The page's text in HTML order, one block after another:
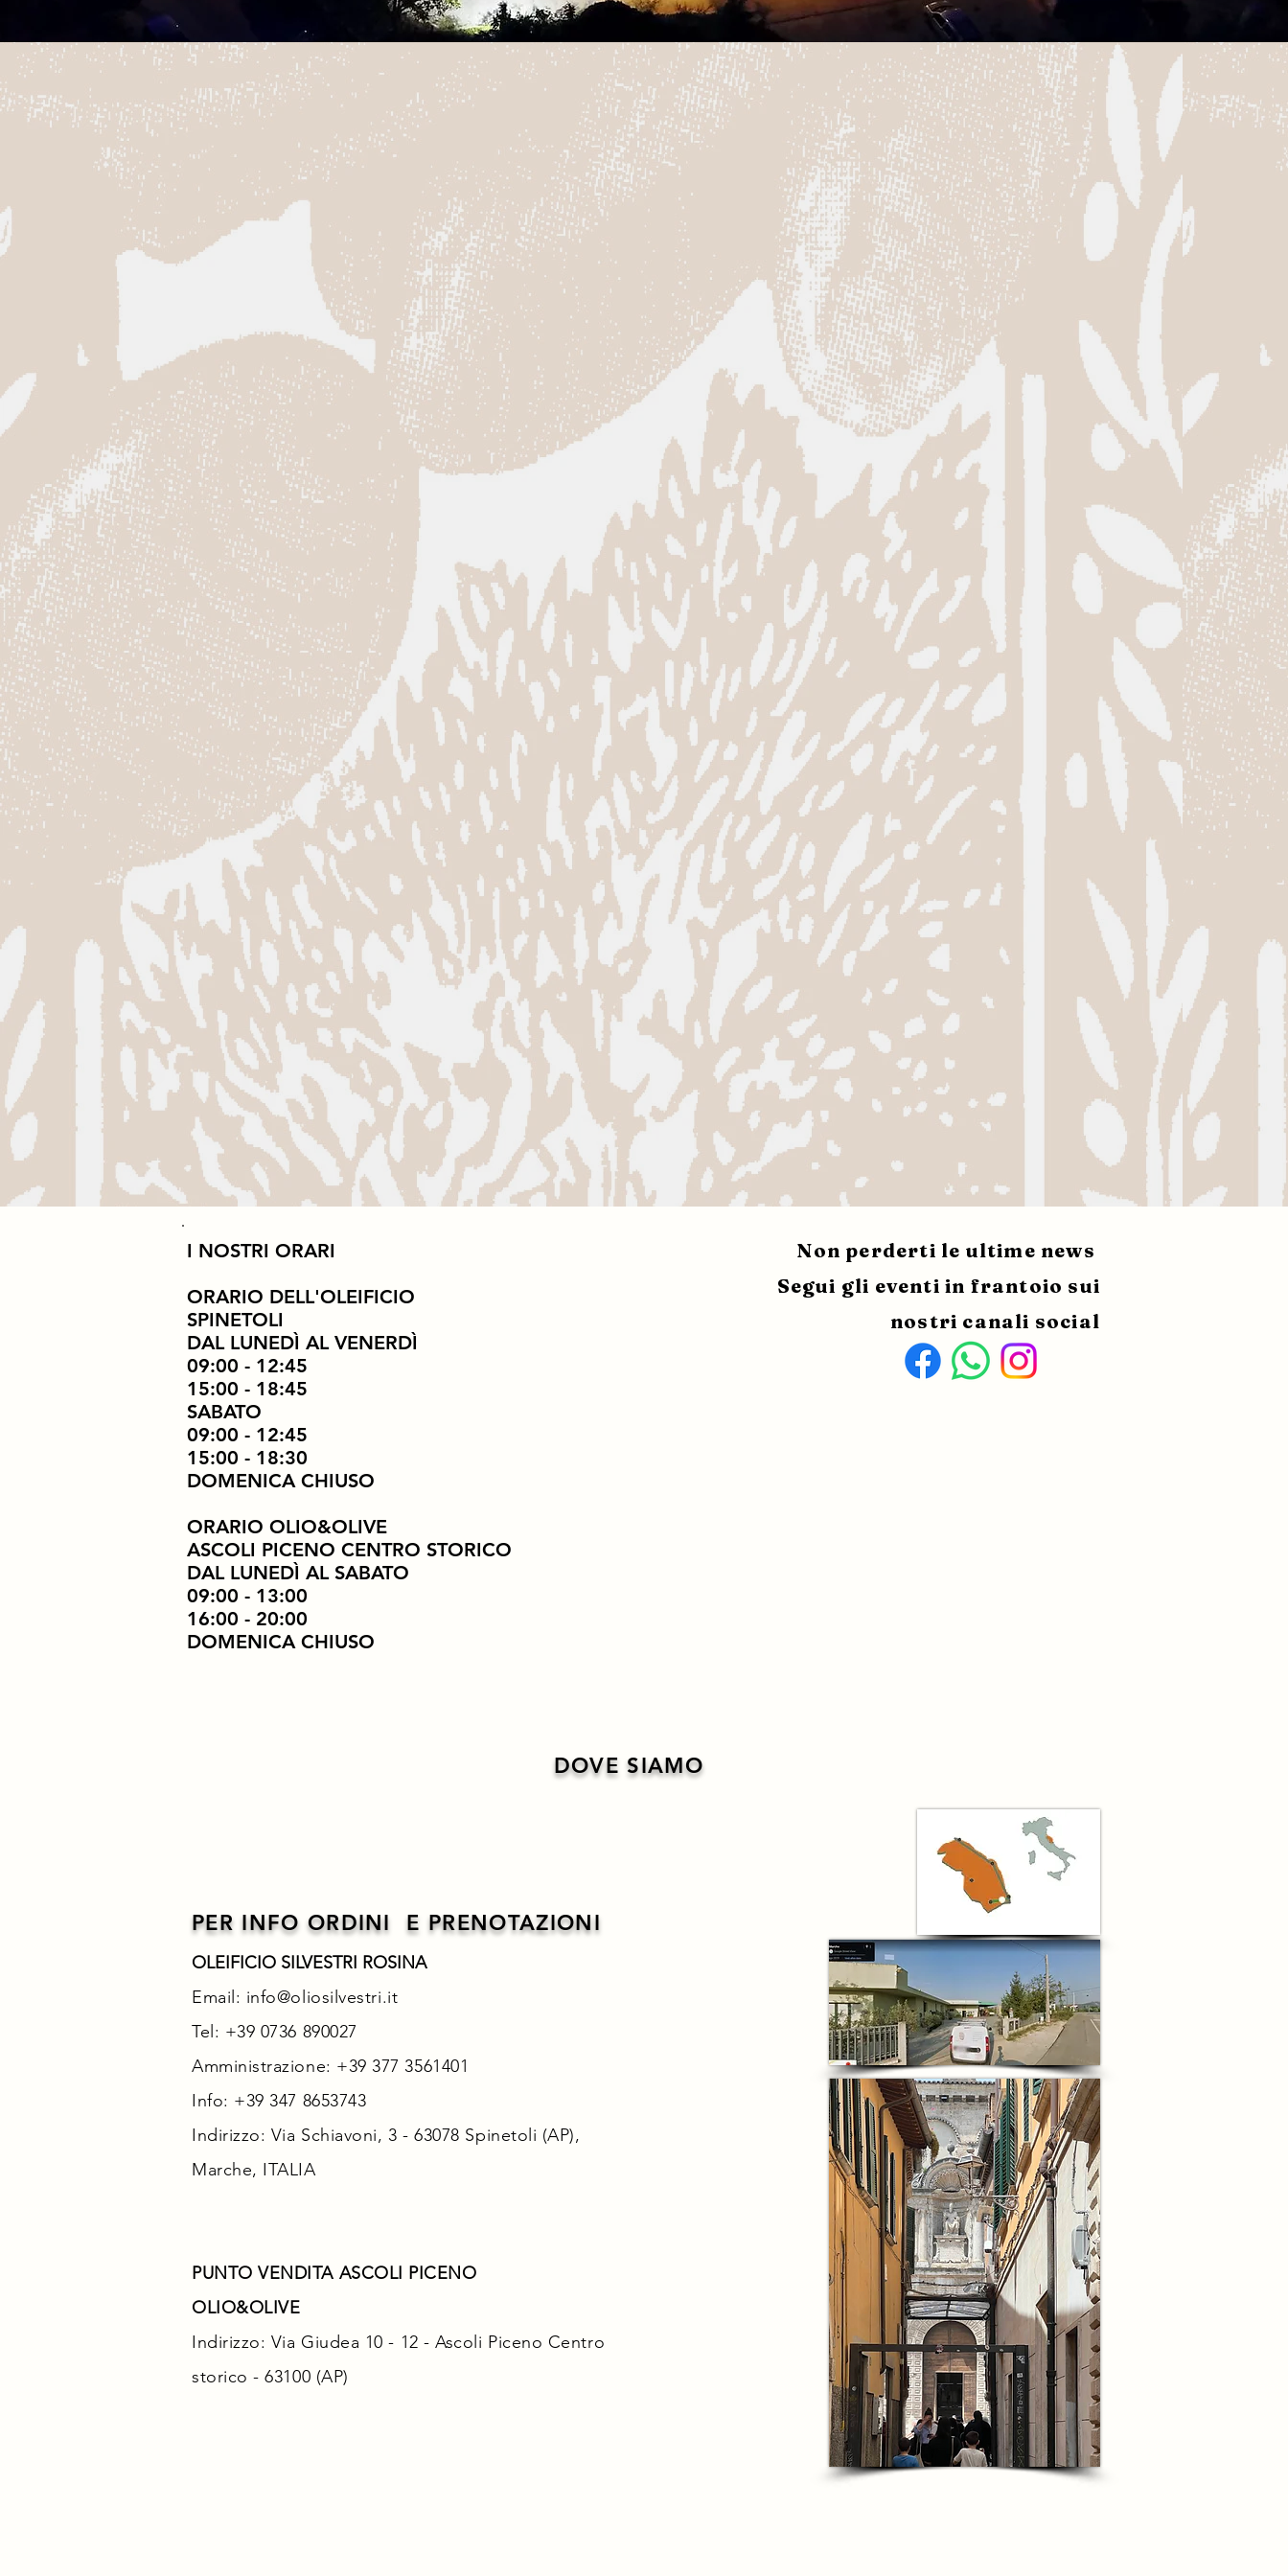
I NOSTRI ORARI
ORARIO DELL'OLEIFICIO
SPINETOLI
DAL LUNEDÌ AL VENERDÌ
09:00 - 12:45
15:00 - 18:45
SABATO
09:00 - 12:45
15:00 - 18:30
DOMENICA CHIUSO
ORARIO OLIO&OLIVE
ASCOLI PICENO CENTRO STORICO
DAL LUNEDÌ AL SABATO
09:00 - 13:00
16:00 - 20:00
DOMENICA CHIUSO
Non perderti le ultime news
Segui gli eventi in frantoio sui
nostri canali social
DOVE SIAMO
PER INFO ORDINI E PRENOTAZIONI
OLEIFICIO SILVESTRI ROSINA
Email: info@oliosilvestri.it
Tel: +39 0736 890027
Amministrazione: +39 377 3561401
Info: +39 347 8653743
Indirizzo: Via Schiavoni, 3 - 63078 Spinetoli (AP),
Marche, ITALIA
PUNTO VENDITA ASCOLI PICENO
OLIO&OLIVE
Indirizzo: Via Giudea 10 - 12 - Ascoli Piceno Centro
storico - 63100 (AP)